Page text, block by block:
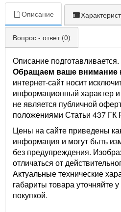
Описание
Вопрос - ответ (0)
Описание подготавливается.
Обращаем ваше внимание
интернет-сайт носит
информационный характер и
не является публичной
положениями Статьи 437 ГК
Цены на сайте приведены
информация и могут быть
без предупреждения.
отличаться от
Актуальные технические
габариты товара уточняйте
покупкой.